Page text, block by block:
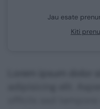
Jau esate
Kiti